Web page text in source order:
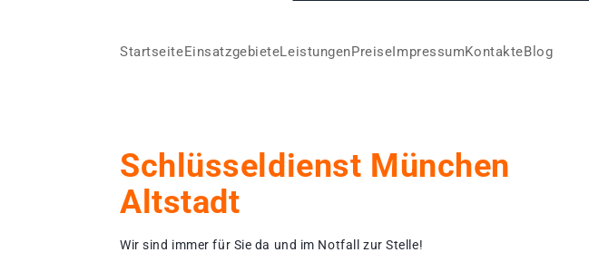
StartseiteEinsatzgebieteLeistungenPreiseImpressumKontakteBlog
Schlüsseldienst München
Altstadt
Wir sind immer für Sie da und im Notfall zur Stelle!